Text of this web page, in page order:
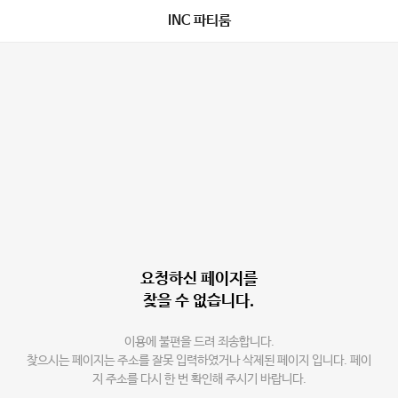
INC 파티룸
요청하신 페이지를
찾을 수 없습니다.
이용에 불편을 드려 죄송합니다.
찾으시는 페이지는 주소를 잘못 입력하였거나 삭제된 페이지 입니다. 페이
지 주소를 다시 한 번 확인해 주시기 바랍니다.